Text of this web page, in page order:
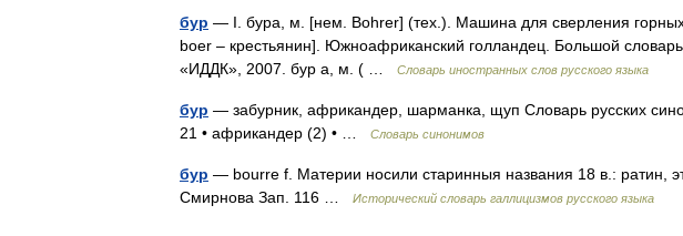
бур — I. бура, м. [нем. Bohrer] (тех.). Машина для сверления
boer – крестьянин]. Южноафриканский голландец. Большой
«ИДДК», 2007. бур а, м. ( …
Словарь иностранных слов русского языка
бур — забурник, африкандер, шарманка, щуп Словарь русских
21 • африкандер (2) • …
Словарь синонимов
бур — bourre f. Материи носили старинныя названия 18 в.: ратин,
Смирнова Зап. 116 …
Исторический словарь галлицизмов русского языка